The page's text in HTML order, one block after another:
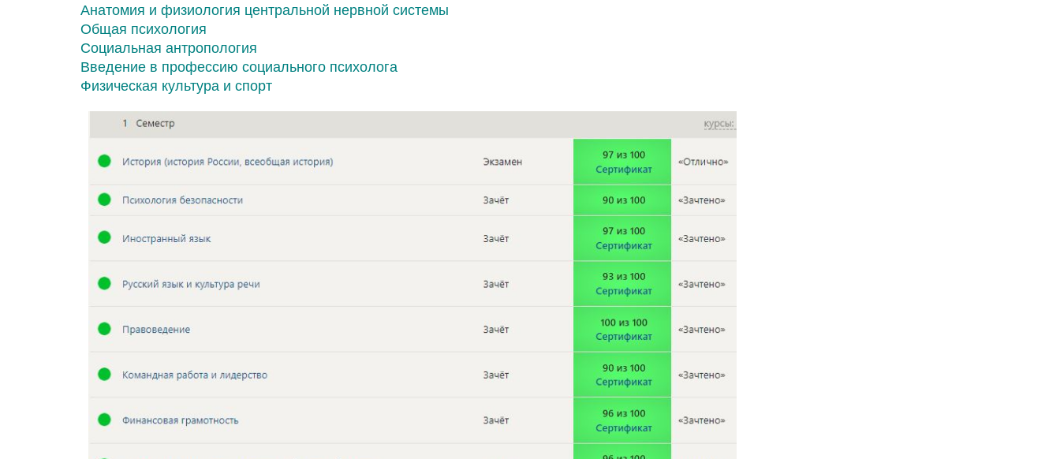
Анатомия и физиология центральной нервной системы
Общая психология
Социальная антропология
Введение в профессию социального психолога
Физическая культура и спорт